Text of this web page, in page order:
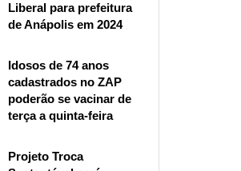
Liberal para prefeitura
de Anápolis em 2024
Idosos de 74 anos
cadastrados no ZAP
poderão se vacinar de
terça a quinta-feira
Projeto Troca